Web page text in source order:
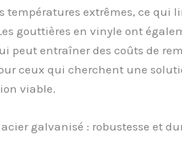
températures extrêmes, ce qui
gouttières en vinyle ont
peut entraîner des coûts de
ceux qui cherchent une
viable.
galvanisé : robustesse et